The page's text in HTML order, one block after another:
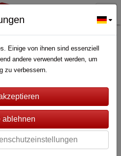
Electronics(228)
Einige von ihnen sind essenziell
andere verwendet werden, um
zu verbessern.